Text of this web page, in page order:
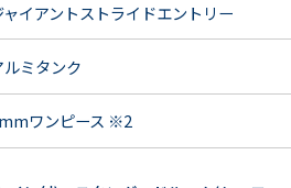
ャイアントストライドエントリー
ルミタンク
ワンピース ※2